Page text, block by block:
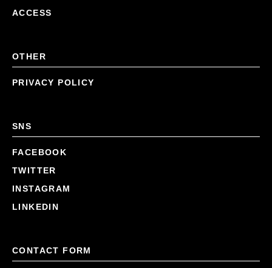
ACCESS
OTHER
PRIVACY POLICY
SNS
FACEBOOK
TWITTER
INSTAGRAM
LINKEDIN
CONTACT FORM